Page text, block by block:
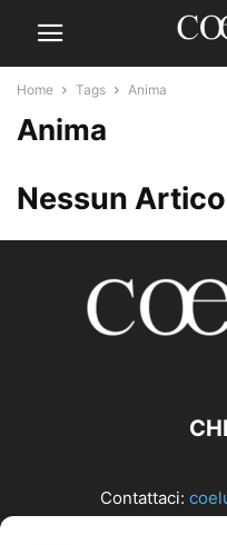
Home Tags Anima
Anima
Nessun
Contattaci: